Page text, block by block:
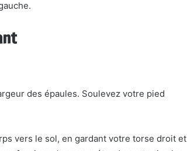
des épaules. Soulevez votre pied
vers le sol, en gardant votre torse droit et